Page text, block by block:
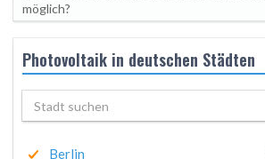
möglich?
Photovoltaik in deutschen Städten
Berlin